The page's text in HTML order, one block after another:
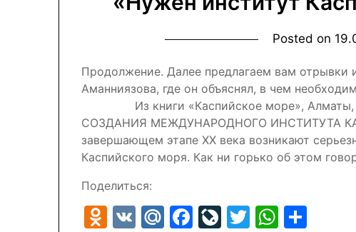
Posted on
Продолжение. Далее предлагаем вам отрывки
Аманниязова, где он объяснял, в чем
Из книги «Каспийское море», Алматы,
СОЗДАНИЯ МЕЖДУНАРОДНОГО ИНСТИТУТА
завершающем этапе ХХ века возникают
Каспийского моря. Как ни горько об этом
Поделиться:
Odnoklassniki
VK Mail.Ru
Facebook
LiveJournal
Twitter